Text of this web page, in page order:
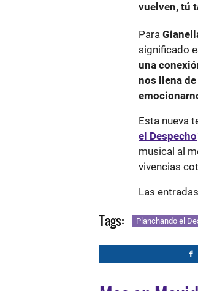
vuelven, tú
Para
significado
una
nos llena
Esta nueva
el Despecho
musical al
vivencias
Las
Tags: Planchando el